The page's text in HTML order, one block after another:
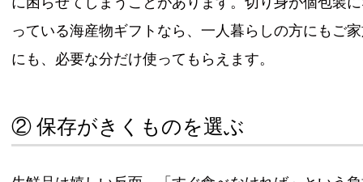
っている海産物ギフトなら、一人暮らしの方にもご
にも、必要な分だけ使ってもらえます。
② 保存がきくものを選ぶ